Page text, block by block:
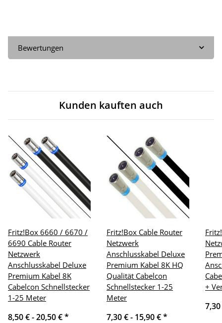
Bewertungen
Kunden kauften auch
Fritz!Box 6660 / 6670 /
6690 Cable Router
Netzwerk
Anschlusskabel Deluxe
Premium Kabel 8K
Cabelcon Schnellstecker
1-25 Meter
8,50 € -20,50 €*
Fritz!Box Cable Router
Netzwerk
Anschlusskabel Deluxe
Premium Kabel 8K HQ
Qualität Cabelcon
Schnellstecker 1-25
Meter
7,30 € - 15,90 €*
+